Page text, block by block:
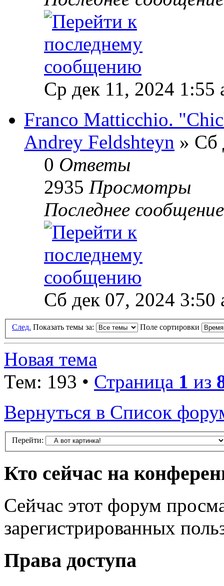
Ср дек 11, 2024 1:55
Franco Matticchio.
Andrey Feldshteyn » Сб
0 Ответы
2935 Просмотры
Последнее
Сб дек 07, 2024 3:50
След. Показать темы за: Поле сортировки
Новая тема
Тем: 193 • Страница 1 из
Вернуться в Список
Перейти:
Кто сейчас на
Сейчас этот форум
зарегистрированных
Права доступа